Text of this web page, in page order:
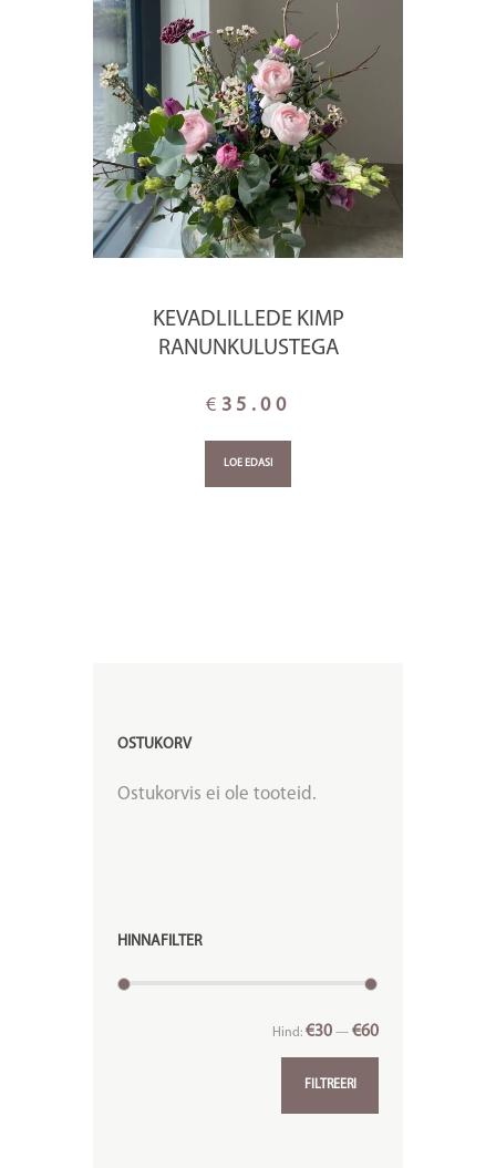
KEVADLILLEDE KIMP
RANUNKULUSTEGA
€ 35.00
LOE EDASI
OSTUKORV
Ostukorvis ei ole tooteid.
HINNAFILTER
FILTREERI
Hind:€30 —€60